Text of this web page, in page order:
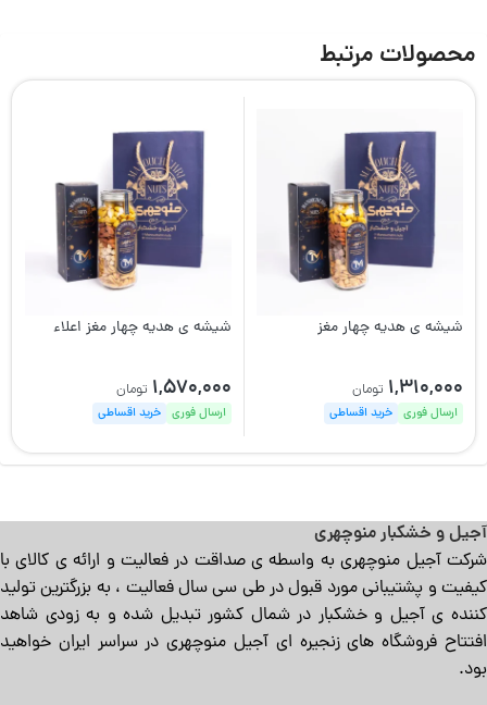
محصولات مرتبط
شیشه ی هدیه چهار مغز
1,310,000 تومان
ارسال فوری خرید اقساطی
شیشه ی هدیه چهار مغز اعلاء
1,570,000 تومان
ارسال فوری خرید اقساطی
آجیل و خشکبار منوچهری
شرکت آجیل منوچهری به واسطه ی صداقت در فعالیت و ارائه ی کالای با
کیفیت و پشتیبانی مورد قبول در طی سی سال فعالیت ، به بزرگترین تولید
کننده ی آجیل و خشکبار در شمال کشور تبدیل شده و به زودی شاهد
افتتاح فروشگاه های زنجیره ای آجیل منوچهری در سراسر ایران خواهید
بود.